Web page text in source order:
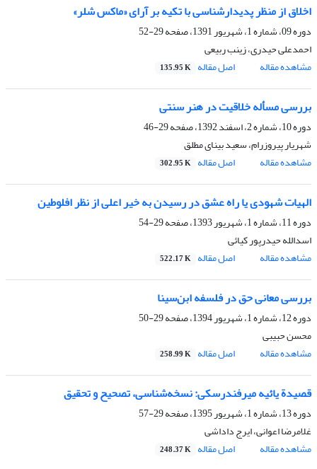
اخلاق از منظر پدیدارشناسی با تکیه بر آرای «ماکس شلر»
دوره 09، شماره 1، شهریور 1391، صفحه
29-52
احمدعلی حیدری، زینب ربیعی
مشاهده مقاله
اصل مقاله 135.95 K
بررسی مسأله خلاقیت در هنر سنتی
دوره 10، شماره 2، اسفند 1392، صفحه
29-46
شهریار پیروزرام، سعید بینای مطلق
مشاهده مقاله
اصل مقاله 302.95 K
الهیات شهودی یا راه عشق در رسیدن به خیر اعلی از نظر افلوطین
دوره 11، شماره 1، شهریور 1393، صفحه
29-54
اسدالله حیدرپور کیائی
مشاهده مقاله
اصل مقاله 522.17 K
بررسی معانی حق در فلسفه ابن‌سینا
دوره 12، شماره 1، شهریور 1394، صفحه
29-50
محسن حبیبی
مشاهده مقاله
اصل مقاله 258.99 K
قصیدة یائیه میرفندرسکی: نسخه‌شناسی، تصحیح و تحقیق
دوره 13، شماره 1، شهریور 1395، صفحه
29-57
غلامرضا اعوانی، ایرج داداشی
مشاهده مقاله
اصل مقاله 248.37 K